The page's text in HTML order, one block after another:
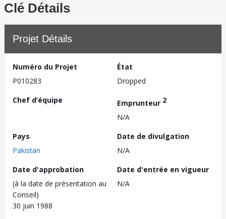
Clé Détails
Projet Détails
Numéro du Projet
P010283
État
Dropped
Chef d’équipe
Emprunteur 2
N/A
Pays
Pakistan
Date de divulgation
N/A
Date d'approbation
(à la date de présentation au
Conseil)
30 juin 1988
Date d'entrée en vigueur
N/A